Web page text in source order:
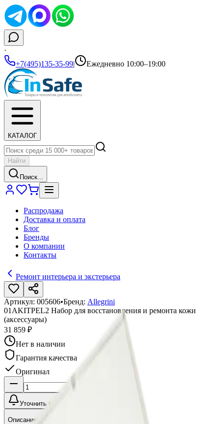
·
+7(495)135-35-99| Ежедневно 10:00–19:00
КАТАЛОГ
Найти
Поиск...
Распродажа
Доставка и оплата
Блог
Бренды
О компании
Контакты
Ремонт интерьера и экстерьера
Артикул: 005606•Бренд: Allegrini
01AKITPEL2 Набор для восстановления и ремонта кожи
(аксессуары)
31 859 ₽
Нет в наличии
Гарантия качества
Оригинал
Уточнить наличие
Описание